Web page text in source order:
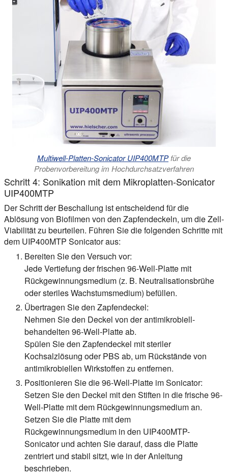
Multiwell-Platten-Sonicator UIP400MTPfür die
Probenvorbereitung im Hochdurchsatzverfahren
Schritt 4: Sonikation mit dem Mikroplatten-Sonicator
UIP400MTP
Der Schritt der Beschallung ist entscheidend für die
Ablösung von Biofilmen von den Zapfendeckeln, um die Zell-
Viabilität zu beurteilen. Führen Sie die folgenden Schritte mit
dem UIP400MTP Sonicator aus:
Bereiten Sie den Versuch vor:
Jede Vertiefung der frischen 96-Well-Platte mit
Rückgewinnungsmedium (z. B. Neutralisationsbrühe
oder steriles Wachstumsmedium) befüllen.
Übertragen Sie den Zapfendeckel:
Nehmen Sie den Deckel von der antimikrobiell-
behandelten 96-Well-Platte ab.
Spülen Sie den Zapfendeckel mit steriler
Kochsalzlösung oder PBS ab, um Rückstände von
antimikrobiellen Wirkstoffen zu entfernen.
Positionieren Sie die 96-Well-Platte im Sonicator:
Setzen Sie den Deckel mit den Stiften in die frische 96-
Well-Platte mit dem Rückgewinnungsmedium an.
Setzen Sie die Platte mit dem
Rückgewinnungsmedium in den UIP400MTP-
Sonicator und achten Sie darauf, dass die Platte
zentriert und stabil sitzt, wie in der Anleitung
beschrieben.